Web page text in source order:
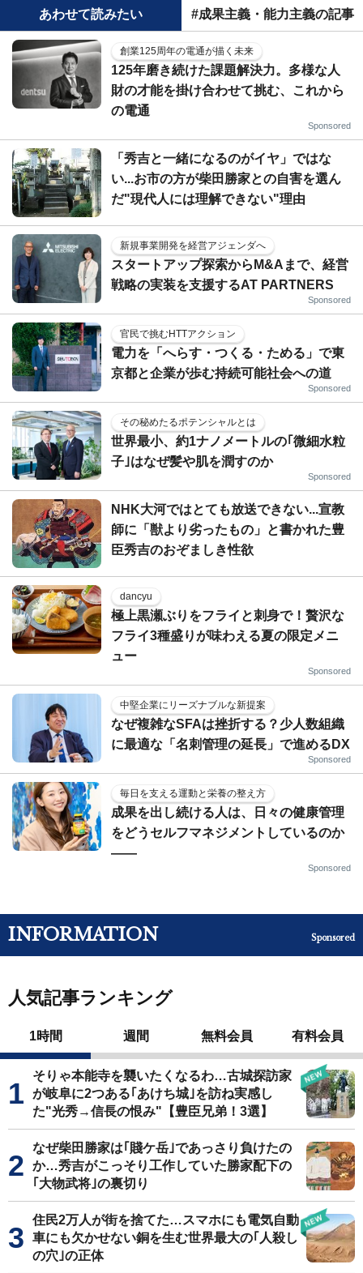
あわせて読みたい #成果主義・能力主義の記事
創業125周年の電通が描く未来
125年磨き続けた課題解決力。多様な人
財の才能を掛け合わせて挑む、これから
の電通
Sponsored
「秀吉と一緒になるのがイヤ」ではな
い...お市の方が柴田勝家との自害を選ん
だ"現代人には理解できない"理由
新規事業開発を経営アジェンダへ
スタートアップ探索からM&Aまで、経営
戦略の実装を支援するAT PARTNERS
Sponsored
官民で挑むHTTアクション
電力を「へらす・つくる・ためる」で東
京都と企業が歩む持続可能社会への道
Sponsored
その秘めたるポテンシャルとは
世界最小、約1ナノメートルの｢微細水粒
子｣はなぜ髪や肌を潤すのか
Sponsored
NHK大河ではとても放送できない...宣教
師に「獣より劣ったもの」と書かれた豊
臣秀吉のおぞましき性欲
dancyu
極上黒瀬ぶりをフライと刺身で！贅沢な
フライ3種盛りが味わえる夏の限定メニ
ュー
Sponsored
中堅企業にリーズナブルな新提案
なぜ複雑なSFAは挫折する？少人数組織
に最適な「名刺管理の延長」で進めるDX
Sponsored
毎日を支える運動と栄養の整え方
成果を出し続ける人は、日々の健康管理
をどうセルフマネジメントしているのか
——
Sponsored
INFORMATION Sponsored
人気記事ランキング
1時間 週間 無料会員 有料会員
そりゃ本能寺を襲いたくなるわ…古城探訪家
が岐阜に2つある｢あけち城｣を訪ね実感し
た"光秀→信長の恨み"【豊臣兄弟！3選】
なぜ柴田勝家は｢賤ケ岳｣であっさり負けたの
か…秀吉がこっそり工作していた勝家配下の
｢大物武将｣の裏切り
住民2万人が街を捨てた…スマホにも電気自動
車にも欠かせない銅を生む世界最大の｢人殺し
の穴｣の正体